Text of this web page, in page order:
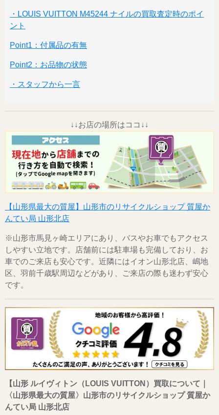
・LOUIS VUITTON M45244 ナイルの買取査定時のポイ
ント
Point1：付属品の有無
Point2：お品物の状態
・スタッフから一言
↓↓お店の場所はココ↓↓
【山形県最大の質屋】山形市のリサイクルショップ 質屋か
んてい局 山形北店
※山形市馬見ヶ崎エリアにあり、バスやお車でもアクセス
しやすい立地です。店舗前には駐車場も完備しており、お
車でのご来店も安心です。近隣にはイオン山形北店、嶋地
区、羽前千歳駅周辺などがあり、ご来店の際も迷わず安心
です。
【山形 ルイヴィトン（LOUIS VUITTON）買取について｜
〈山形県最大の質屋〉山形市のリサイクルショップ 質屋か
んてい局 山形北店